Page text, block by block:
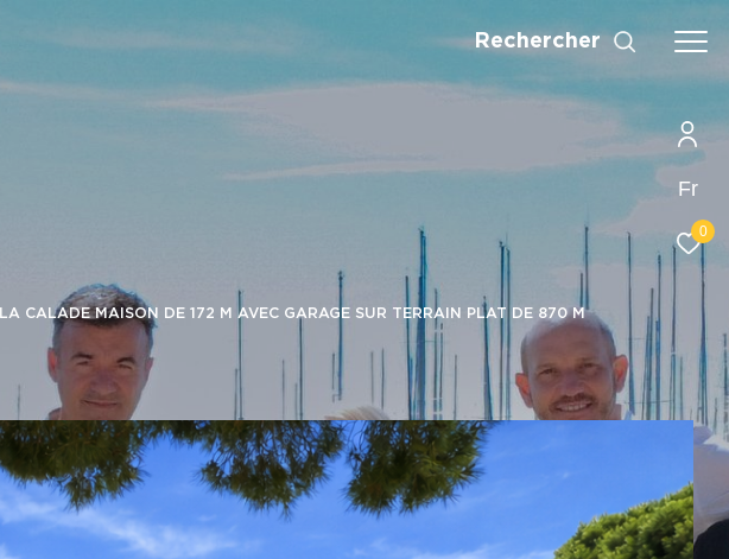
Fr
0
Rechercher
LA CALADE MAISON DE 172 M AVEC GARAGE SUR TERRAIN PLAT DE 870 M